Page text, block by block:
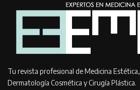
Tu revista profesional de Medicina Estética,
Dermatología Cosmética y Cirugía Plástica.